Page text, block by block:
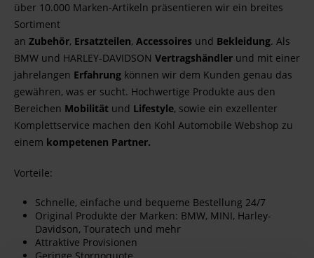
über 10.000 Marken-Artikeln präsentieren wir ein breites
Sortiment
an Zubehör, Ersatzteilen, Accessoires und Bekleidung. Als
BMW und HARLEY-DAVIDSON Vertragshändler und mit einer
jahrelangen Erfahrung können wir dem Kunden genau das
gewähren, was er sucht. Hochwertige Produkte aus den
Bereichen Mobilität und Lifestyle, sowie ein exzellenter
Komplettservice machen den Kohl Automobile Webshop zu
einem kompetenen Partner.
Vorteile:
Schnelle, einfache und bequeme Bestellung 24/7
Original Produkte der Marken: BMW, MINI, Harley-
Davidson, Touratech und mehr
Attraktive Provisionen